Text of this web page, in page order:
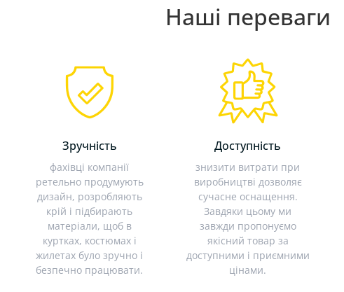
Наші переваги
Зручність
фахівці компанії
ретельно продумують
дизайн, розробляють
крій і підбирають
матеріали, щоб в
куртках, костюмах і
жилетах було зручно і
безпечно працювати.
Доступність
знизити витрати при
виробництві дозволяє
сучасне оснащення.
Завдяки цьому ми
завжди пропонуємо
якісний товар за
доступними і приємними
цінами.